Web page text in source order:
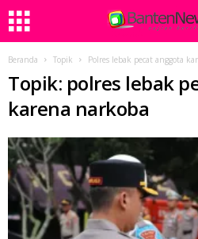
Beranda Topik Polres lebak pecat anggota
Topik: polres lebak
karena narkoba